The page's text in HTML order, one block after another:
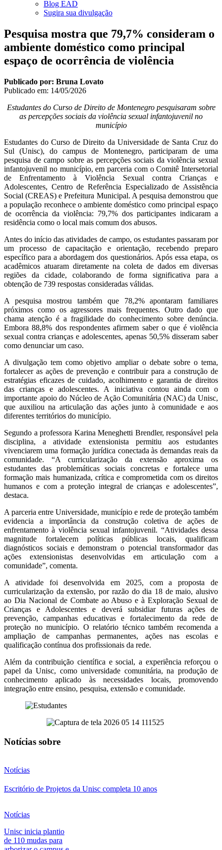
Blog EAD
Sugira sua divulgação
Pesquisa mostra que 79,7% consideram o
ambiente doméstico como principal
espaço de ocorrência de violência
Publicado por: Bruna Lovato
Publicado em: 14/05/2026
Estudantes do Curso de Direito de Montenegro pesquisaram sobre
as percepções sociais da violência sexual infantojuvenil no
município
Estudantes do Curso de Direito da Universidade de Santa Cruz do
Sul (Unisc), do campus de Montenegro, participaram de uma
pesquisa de campo sobre as percepções sociais da violência sexual
infantojuvenil no município, em parceria com o Comitê Intersetorial
de Enfrentamento à Violência Sexual contra Crianças e
Adolescentes, Centro de Referência Especializado de Assistência
Social (CREAS) e Prefeitura Municipal. A pesquisa demonstrou que
a população reconhece o ambiente doméstico como principal espaço
de ocorrência da violência: 79,7% dos participantes indicaram a
residência como o local mais comum dos abusos.
Antes do início das atividades de campo, os estudantes passaram por
um processo de capacitação e orientação, recebendo preparo
específico para a abordagem dos questionários. Após essa etapa, os
acadêmicos atuaram diretamente na coleta de dados em diversas
regiões da cidade, colaborando de forma significativa para a
obtenção de 739 respostas consideradas válidas.
A pesquisa mostrou também que 78,2% apontaram familiares
próximos como os agressores mais frequentes. Outro dado que
chama atenção é a fragilidade do conhecimento sobre denúncia.
Embora 88,8% dos respondentes afirmem saber o que é violência
sexual contra crianças e adolescentes, apenas 50,5% disseram saber
como denunciar um caso.
A divulgação tem como objetivo ampliar o debate sobre o tema,
fortalecer as ações de prevenção e contribuir para a construção de
estratégias eficazes de cuidado, acolhimento e garantia de direitos
das crianças e adolescentes. A iniciativa contou ainda com o
importante apoio do Núcleo de Ação Comunitária (NAC) da Unisc,
que auxiliou na articulação das ações junto à comunidade e aos
diferentes territórios do município.
Segundo a professora Karina Meneghetti Brendler, responsável pela
disciplina, a atividade extensionista permitiu aos estudantes
vivenciarem uma formação jurídica conectada às demandas reais da
comunidade. “A curricularização da extensão aproxima os
estudantes das problemáticas sociais concretas e fortalece uma
formação mais humanizada, crítica e comprometida com os direitos
humanos e com a proteção integral de crianças e adolescentes”,
destaca.
A parceria entre Universidade, município e rede de proteção também
evidencia a importância da construção coletiva de ações de
enfrentamento à violência sexual infantojuvenil. “Atividades dessa
magnitude fortalecem políticas públicas locais, qualificam
diagnósticos sociais e demonstram o potencial transformador das
ações extensionistas desenvolvidas em articulação com a
comunidade”, comenta.
A atividade foi desenvolvida em 2025, com a proposta de
curricularização da extensão, por razão do dia 18 de maio, alusivo
ao Dia Nacional de Combate ao Abuso e à Exploração Sexual de
Crianças e Adolescentes e deverá subsidiar futuras ações de
prevenção, campanhas educativas e fortalecimento da rede de
proteção no município. O relatório técnico também recomenda a
ampliação de campanhas permanentes, ações nas escolas e
qualificação contínua dos profissionais da rede.
Além da contribuição científica e social, a experiência reforçou o
papel da Unisc, como universidade comunitária, na produção de
conhecimento aplicado às necessidades locais, promovendo
integração entre ensino, pesquisa, extensão e comunidade.
Notícias sobre
Notícias
Escritório de Projetos da Unisc completa 10 anos
Notícias
Unisc inicia plantio
de 110 mudas para